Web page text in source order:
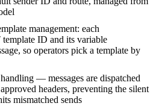
management: each
ID and its variable
so operators pick a template by
— messages are dispatched
headers, preventing the silent
mismatched sends